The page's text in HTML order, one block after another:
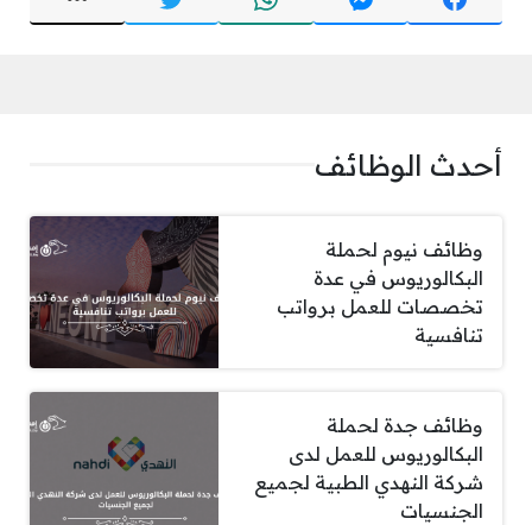
أحدث الوظائف
وظائف نيوم لحملة
البكالوريوس في عدة
تخصصات للعمل برواتب
تنافسية
وظائف جدة لحملة
البكالوريوس للعمل لدى
شركة النهدي الطبية لجميع
الجنسيات